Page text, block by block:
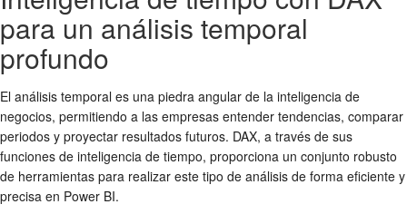
para un análisis temporal
profundo
El análisis temporal es una piedra angular de la inteligencia de
negocios, permitiendo a las empresas entender tendencias, comparar
periodos y proyectar resultados futuros. DAX, a través de sus
funciones de inteligencia de tiempo, proporciona un conjunto robusto
de herramientas para realizar este tipo de análisis de forma eficiente y
precisa en Power BI.